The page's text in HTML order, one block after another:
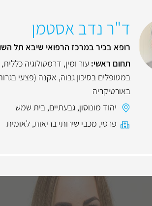
ד"ר נדב אסטמן
רופא בכיר במרכז הרפואי שיבא תל
תחום ראשי: עור ומין, דרמטולוגיה כללית,
במטופלים בסיכון גבוה, אקנה (פצעי
באורטיקריה
יהוד מונוסון, גבעתיים, בית שמש
פרטי, מכבי שירותי בריאות, לאומית